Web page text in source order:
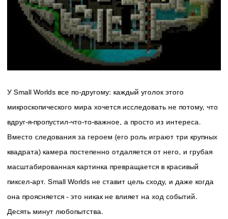
У Small Worlds все по-другому: каждый уголок этого
микроскопического мира хочется исследовать не потому, что
вдруг-я-пропустил-что-то-важное, а просто из интереса.
Вместо следования за героем (его роль играют три крупных
квадрата) камера постепенно отдаляется от него, и грубая
масштабированная картинка превращается в красивый
пиксел-арт. Small Worlds не ставит цель сходу, и даже когда
она проясняется - это никак не влияет на ход событий.
Десять минут любопытства.